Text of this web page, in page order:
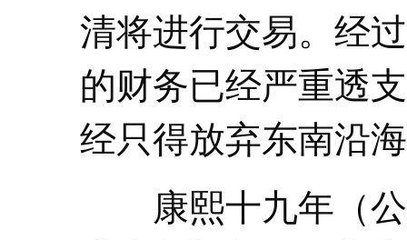
清将进行交易。经
的财务已经严重透
经只得放弃东南沿
康熙十九年（公